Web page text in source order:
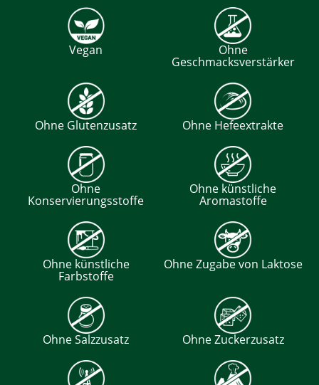
Vegan Ohne
Geschmacksverstärker
Ohne Glutenzusatz Ohne Hefeextrakte
Ohne
Konservierungsstoffe
Ohne künstliche
Aromastoffe
Ohne künstliche
Farbstoffe
Ohne Zugabe von Laktose
Ohne Salzzusatz Ohne Zuckerzusatz